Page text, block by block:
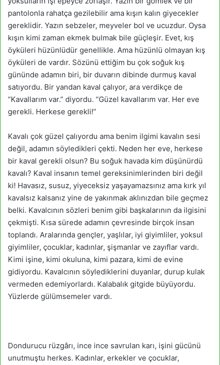
pantolonla rahatça gezilebilir ama kışın kalın giyecekler
gereklidir. Yazın sebzeler, meyveler bol ve ucuzdur. Oysa
kışın kimi zaman ekmek bulmak bile güçleşir. Evet, kış
öyküleri hüzünlüdür genellikle. Ama hüzünlü olmayan kış
öyküleri de vardır. Sözünü ettiğim bu çok soğuk kış
gününde adamın biri, bir duvarın dibinde durmuş kaval
satıyordu. Bir yandan kaval çalıyor, ara verdikçe de
“Kavallarım var.” diyordu. “Güzel kavallarım var. Her eve
gerekli. Herkese gerekli!”
Kavalı çok güzel çalıyordu ama benim ilgimi kavalın sesi
değil, adamın söyledikleri çekti. Neden her eve, herkese
bir kaval gerekli olsun? Bu soğuk havada kim düşünürdü
kavalı? Kaval insanın temel gereksinimlerinden biri değil
ki! Havasız, susuz, yiyeceksiz yaşayamazsınız ama kırk yıl
kavalsız kalsanız yine de yakınmak aklınızdan bile geçmez
belki. Kavalcının sözleri benim gibi başkalarının da ilgisini
çekmişti. Kısa sürede adamın çevresinde birçok insan
toplandı. Aralarında gençler, yaşlılar, iyi giyimliler, yoksul
giyimliler, çocuklar, kadınlar, şişmanlar ve zayıflar vardı.
Kimi işine, kimi okuluna, kimi pazara, kimi de evine
gidiyordu. Kavalcının söylediklerini duyanlar, durup kulak
vermeden edemiyorlardı. Kalabalık gitgide büyüyordu.
Yüzlerde gülümsemeler vardı.
Dondurucu rüzgârı, ince ince savrulan karı, işini gücünü
unutmuştu herkes. Kadınlar, erkekler ve çocuklar,